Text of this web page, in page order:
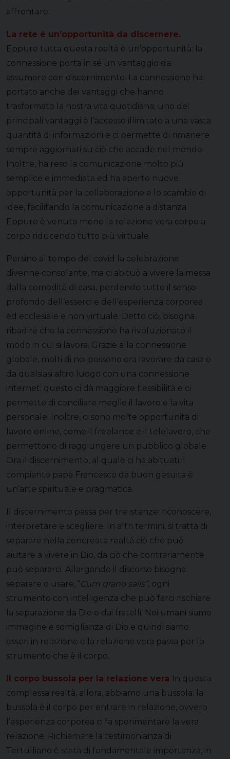
affrontare.
La rete è un’opportunità da discernere.
Eppure tutta questa realtà è un’opportunità: la
connessione porta in sé un vantaggio da
assumere con discernimento. La connessione ha
portato anche dei vantaggi che hanno
trasformato la nostra vita quotidiana; uno dei
principali vantaggi è l’accesso illimitato a una vasta
quantità di informazioni e ci permette di rimanere
sempre aggiornati su ciò che accade nel mondo.
Inoltre, ha reso la comunicazione molto più
semplice e immediata ed ha aperto nuove
opportunità per la collaborazione e lo scambio di
idee, facilitando la comunicazione a distanza.
Eppure è venuto meno la relazione vera corpo a
corpo riducendo tutto più virtuale.
Persino al tempo del covid la celebrazione
divenne consolante, ma ci abituò a vivere la messa
dalla comodità di casa, perdendo tutto il senso
profondo dell’esserci e dell’esperienza corporea
ed ecclesiale e non virtuale. Detto ciò, bisogna
ribadire che la connessione ha rivoluzionato il
modo in cui si lavora. Grazie alla connessione
globale, molti di noi possono ora lavorare da casa o
da qualsiasi altro luogo con una connessione
internet; questo ci dà maggiore flessibilità e ci
permette di conciliare meglio il lavoro e la vita
personale. Inoltre, ci sono molte opportunità di
lavoro online, come il freelance e il telelavoro, che
permettono di raggiungere un pubblico globale.
Ora il discernimento, al quale ci ha abituati il
compianto papa Francesco da buon gesuita è
un’arte spirituale e pragmatica.
Il discernimento passa per tre istanze: riconoscere,
interpretare e scegliere. In altri termini, si tratta di
separare nella concreata realtà ciò che può
aiutare a vivere in Dio, da ciò che contrariamente
può separarci. Allargando il discorso bisogna
separare o usare, ‟Cum grano salisˮ, ogni
strumento con intelligenza che può farci rischiare
la separazione da Dio e dai fratelli. Noi umani siamo
immagine e somiglianza di Dio e quindi siamo
esseri in relazione e la relazione vera passa per lo
strumento che è il corpo.
Il corpo bussola per la relazione vera In questa
complessa realtà, allora, abbiamo una bussola: la
bussola è il corpo per entrare in relazione, ovvero
l’esperienza corporea ci fa sperimentare la vera
relazione. Richiamare la testimonianza di
Tertulliano è stata di fondamentale importanza, in